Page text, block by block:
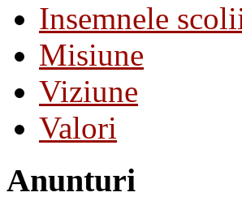
Insemnele
Misiune
Viziune
Valori
Anunturi